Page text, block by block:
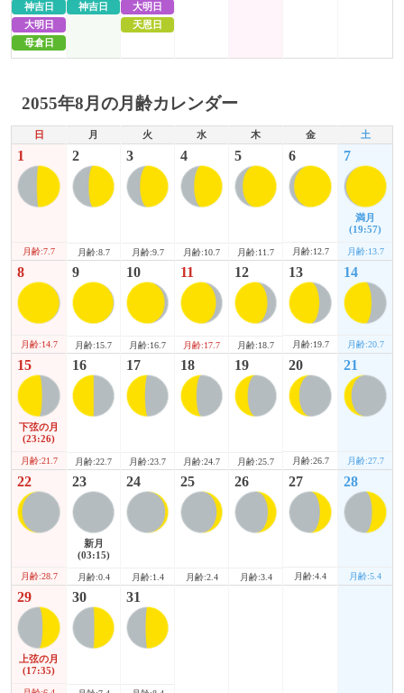
神吉日
大明日
母倉日
神吉日
大明日
天恩日
2055年8月の月齢カレンダー
日 月 火 水 木 金 土
1
月齢:7.7
2
月齢:8.7
3
月齢:9.7
4
月齢:10.7
5
月齢:11.7
6
月齢:12.7
7
満月
(19:57)
月齢:13.7
8
月齢:14.7
9
月齢:15.7
10
月齢:16.7
11
月齢:17.7
12
月齢:18.7
13
月齢:19.7
14
月齢:20.7
15
下弦の月
(23:26)
月齢:21.7
16
月齢:22.7
17
月齢:23.7
18
月齢:24.7
19
月齢:25.7
20
月齢:26.7
21
月齢:27.7
22
月齢:28.7
23
新月
(03:15)
月齢:0.4
24
月齢:1.4
25
月齢:2.4
26
月齢:3.4
27
月齢:4.4
28
月齢:5.4
29
上弦の月
(17:35)
30 31